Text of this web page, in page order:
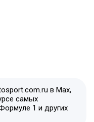
в Max,
самых
1 и других